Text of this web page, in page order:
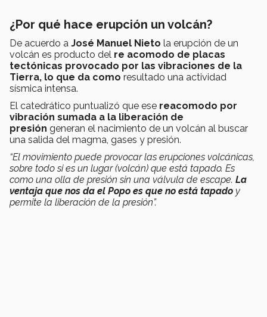
¿Por qué hace erupción un volcán?
De acuerdo a José Manuel Nieto la erupción de un
volcán es producto del re acomodo de placas
tectónicas provocado por las vibraciones de la
Tierra, lo que da como resultado una actividad
sísmica intensa.
El catedrático puntualizó que ese reacomodo por
vibración sumada a la liberación de
presión generan el nacimiento de un volcán al buscar
una salida del magma, gases y presión.
“El movimiento puede provocar las erupciones volcánicas,
sobre todo si es un lugar (volcán) que está tapado. Es
como una olla de presión sin una válvula de escape. La
ventaja que nos da el Popo es que no está tapado y
permite la liberación de la presión”.